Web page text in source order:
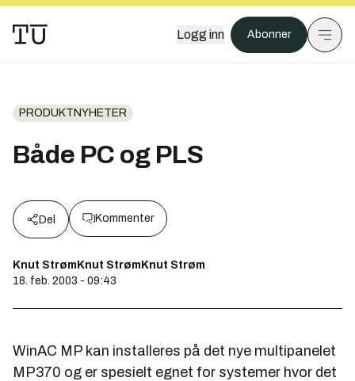
Logg inn Abonner
PRODUKTNYHETER
Både PC og PLS
Del Kommenter
Knut StrømKnut StrømKnut Strøm
18. feb. 2003 - 09:43
WinAC MP kan installeres på det nye multipanelet
MP370 og er spesielt egnet for systemer hvor det